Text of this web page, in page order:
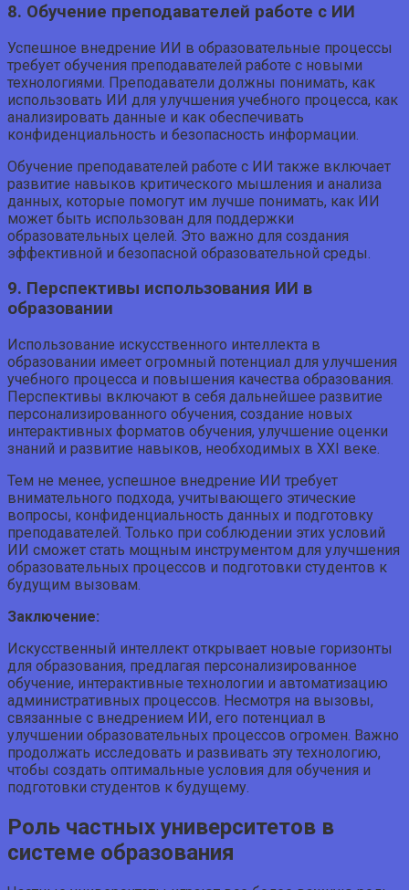
8. Обучение преподавателей работе с ИИ
Успешное внедрение ИИ в образовательные процессы
требует обучения преподавателей работе с новыми
технологиями. Преподаватели должны понимать, как
использовать ИИ для улучшения учебного процесса, как
анализировать данные и как обеспечивать
конфиденциальность и безопасность информации.
Обучение преподавателей работе с ИИ также включает
развитие навыков критического мышления и анализа
данных, которые помогут им лучше понимать, как ИИ
может быть использован для поддержки
образовательных целей. Это важно для создания
эффективной и безопасной образовательной среды.
9. Перспективы использования ИИ в
образовании
Использование искусственного интеллекта в
образовании имеет огромный потенциал для улучшения
учебного процесса и повышения качества образования.
Перспективы включают в себя дальнейшее развитие
персонализированного обучения, создание новых
интерактивных форматов обучения, улучшение оценки
знаний и развитие навыков, необходимых в XXI веке.
Тем не менее, успешное внедрение ИИ требует
внимательного подхода, учитывающего этические
вопросы, конфиденциальность данных и подготовку
преподавателей. Только при соблюдении этих условий
ИИ сможет стать мощным инструментом для улучшения
образовательных процессов и подготовки студентов к
будущим вызовам.
Заключение:
Искусственный интеллект открывает новые горизонты
для образования, предлагая персонализированное
обучение, интерактивные технологии и автоматизацию
административных процессов. Несмотря на вызовы,
связанные с внедрением ИИ, его потенциал в
улучшении образовательных процессов огромен. Важно
продолжать исследовать и развивать эту технологию,
чтобы создать оптимальные условия для обучения и
подготовки студентов к будущему.
Роль частных университетов в
системе образования